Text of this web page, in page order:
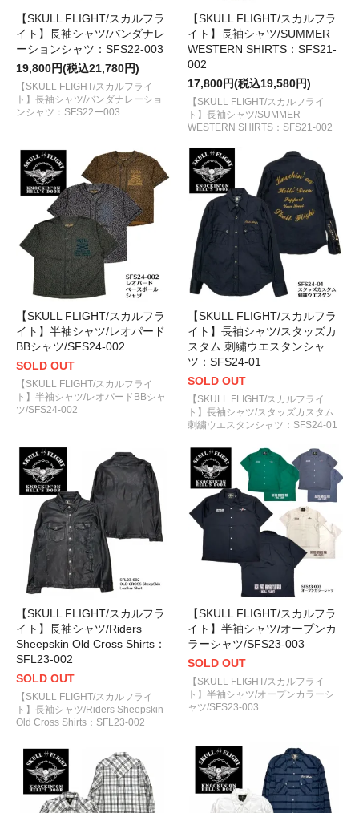
【SKULL FLIGHT/スカルフラ
イト】長袖シャツ/バンダナレ
ーションシャツ：SFS22-003
19,800円(税込21,780円)
【SKULL FLIGHT/スカルフライ
ト】長袖シャツ/バンダナレーショ
ンシャツ：SFS22ー003
【SKULL FLIGHT/スカルフラ
イト】長袖シャツ/SUMMER
WESTERN SHIRTS：SFS21-
002
17,800円(税込19,580円)
【SKULL FLIGHT/スカルフライ
ト】長袖シャツ/SUMMER
WESTERN SHIRTS：SFS21-002
【SKULL FLIGHT/スカルフラ
イト】半袖シャツ/レオパード
BBシャツ/SFS24-002
SOLD OUT
【SKULL FLIGHT/スカルフライ
ト】半袖シャツ/レオパードBBシャ
ツ/SFS24-002
【SKULL FLIGHT/スカルフラ
イト】長袖シャツ/スタッズカ
スタム 刺繍ウエスタンシャ
ツ：SFS24-01
SOLD OUT
【SKULL FLIGHT/スカルフライ
ト】長袖シャツ/スタッズカスタム
刺繍ウエスタンシャツ：SFS24-01
【SKULL FLIGHT/スカルフラ
イト】長袖シャツ/Riders
Sheepskin Old Cross Shirts：
SFL23-002
SOLD OUT
【SKULL FLIGHT/スカルフライ
ト】長袖シャツ/Riders Sheepskin
Old Cross Shirts：SFL23-002
【SKULL FLIGHT/スカルフラ
イト】半袖シャツ/オープンカ
ラーシャツ/SFS23-003
SOLD OUT
【SKULL FLIGHT/スカルフライ
ト】半袖シャツ/オープンカラーシ
ャツ/SFS23-003